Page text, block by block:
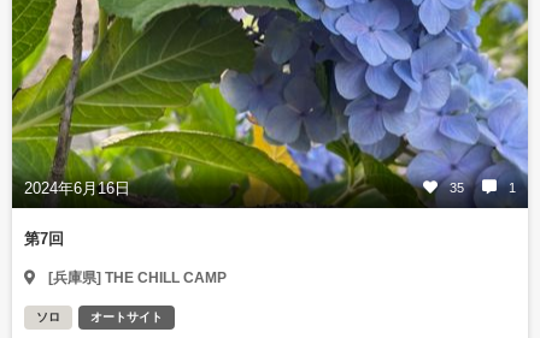
2024年6月16日 35 1
第7回
[兵庫県] THE CHILL CAMP
ソロ オートサイト